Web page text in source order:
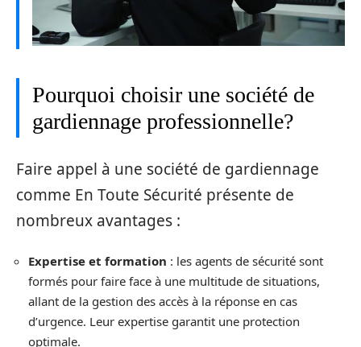
Pourquoi choisir une société de
gardiennage professionnelle?
Faire appel à une société de gardiennage
comme En Toute Sécurité présente de
nombreux avantages :
Expertise et formation : les agents de sécurité sont
formés pour faire face à une multitude de situations,
allant de la gestion des accès à la réponse en cas
d’urgence. Leur expertise garantit une protection
optimale.